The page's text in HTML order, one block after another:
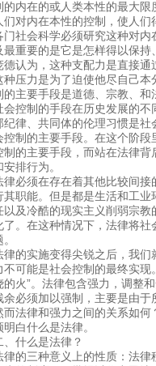
的内在的或人类本性的最大
们对内在本性的控制，使人
门社会科学必须研究这种对
最重要的是它是怎样得以保持
德认为，这种支配力是直接
种压力是为了迫使他尽自己
的主要手段是道德、宗教、和
会控制的手段在历史发展的
纪律、共同体的伦理习惯是
控制的主要手段。在这个阶
制的主要手段，而站在法律
安排行为。
律必须在存在着其他比较间
其职能。但是都是生活和工
以及冷酷的现实主义削弱宗
了。在这种情况下，法律将
律的实施变得尖锐之后，我
不可能是社会控制的最终实
的火”。法律包含强力，调整
余必须加以强制，主要是由
而法律和强力之间的关系如
明白什么是法律。
、什么是法律？
律的三种意义上的性质：法